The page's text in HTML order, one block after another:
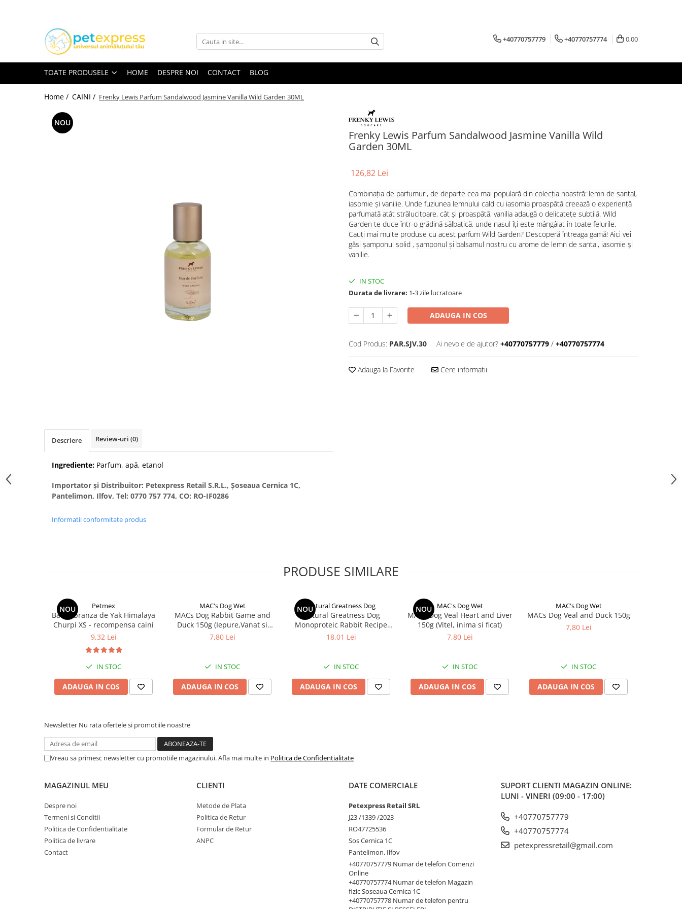
Toate Produsele
Hamuri
PASARI EXOTICE
petexpress PLUS+
Promotii si oferte
+40770757779 +40770757774 0,00
TOATE PRODUSELE HOME DESPRE NOI CONTACT BLOG
Home / CAINI / Frenky Lewis Parfum Sandalwood Jasmine Vanilla Wild Garden 30ML
Frenky Lewis Parfum Sandalwood Jasmine Vanilla Wild
Garden 30ML
NOU
126,82 Lei
Combinația de parfumuri, de departe cea mai populară din colecția noastră: lemn de santal,
iasomie și vanilie. Unde fuziunea lemnului cald cu iasomia proaspătă creează o experiență
parfumată atât strălucitoare, cât și proaspătă, vanilia adaugă o delicatețe subtilă. Wild
Garden te duce într-o grădină sălbatică, unde nasul îți este mângâiat în toate felurile.
Cauți mai multe produse cu acest parfum Wild Garden? Descoperă întreaga gamă! Aici vei
găsi șamponul solid , șamponul și balsamul nostru cu arome de lemn de santal, iasomie și
vanilie.
IN STOC
Durata de livrare: 1-3 zile lucratoare
ADAUGA IN COS
Cod Produs: PAR.SJV.30 Ai nevoie de ajutor? +40770757779 / +40770757774
Adauga la Favorite Cere informatii
Descriere Review-uri (0)
Ingrediente: Parfum, apă, etanol
Importator și Distribuitor: Petexpress Retail S.R.L., Șoseaua Cernica 1C,
Pantelimon, Ilfov, Tel: 0770 757 774, CO: RO-IF0286
Informatii conformitate produs
PRODUSE SIMILARE
NOU Petmex
Baton branza de Yak Himalaya
Churpi XS - recompensa caini
9,32 Lei
IN STOC
ADAUGA IN COS
MAC's Dog Wet
MACs Dog Rabbit Game and
Duck 150g (Iepure,Vanat si
Rata)
7,80 Lei
IN STOC
ADAUGA IN COS
NOUNatural Greatness Dog
Natural Greatness Dog
Monoproteic Rabbit Recipe
400g
18,01 Lei
IN STOC
ADAUGA IN COS
NOU MAC's Dog Wet
MACs Dog Veal Heart and Liver
150g (Vitel, inima si ficat)
7,80 Lei
IN STOC
ADAUGA IN COS
MAC's Dog Wet
MACs Dog Veal and Duck 150g
7,80 Lei
IN STOC
ADAUGA IN COS
Newsletter Nu rata ofertele si promotiile noastre
Vreau sa primesc newsletter cu promotiile magazinului. Afla mai multe in Politica de Confidentialitate
MAGAZINUL MEU
Despre noi
Termeni si Conditii
Politica de Confidentialitate
Politica de livrare
Contact
CLIENTI
Metode de Plata
Politica de Retur
Formular de Retur
ANPC
DATE COMERCIALE
Petexpress Retail SRL
J23 /1339 /2023
RO47725536
Sos Cernica 1C
Pantelimon, Ilfov
+40770757779 Numar de telefon Comenzi
Online
+40770757774 Numar de telefon Magazin
fizic Soseaua Cernica 1C
+40770757778 Numar de telefon pentru
SUPORT CLIENTI MAGAZIN ONLINE:
LUNI - VINERI (09:00 - 17:00)
+40770757779
+40770757774
petexpressretail@gmail.com